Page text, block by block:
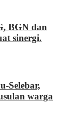
BGN dan
sinergi.
Selebar,
warga